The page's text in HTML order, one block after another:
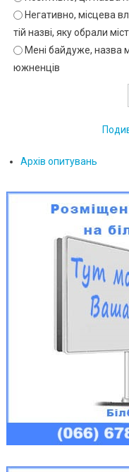
Негативно, місцева
тій назві, яку обрали
Мені байдуже, назва
южненців
Архів опитувань